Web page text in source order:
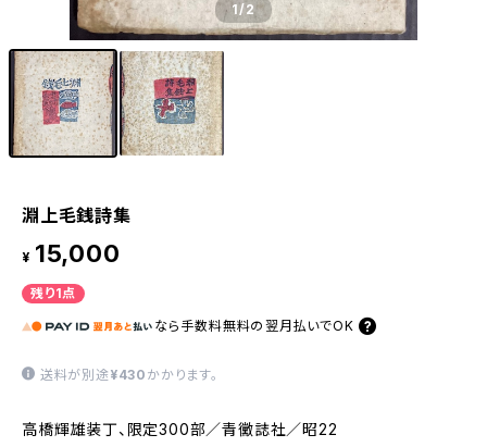
1/2
淵上毛銭詩集
¥ 15,000
残り1点
なら 手数料無料の 翌月払いでOK
送料が別途 ¥430 かかります。
高橋輝雄装丁、限定300部／青黴誌社／昭22